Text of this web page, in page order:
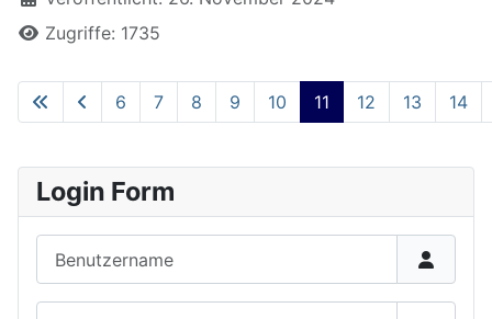
Zugriffe: 1735
Seite 11 von 22
6 7 8 9 10 11 12 13 14
Login Form